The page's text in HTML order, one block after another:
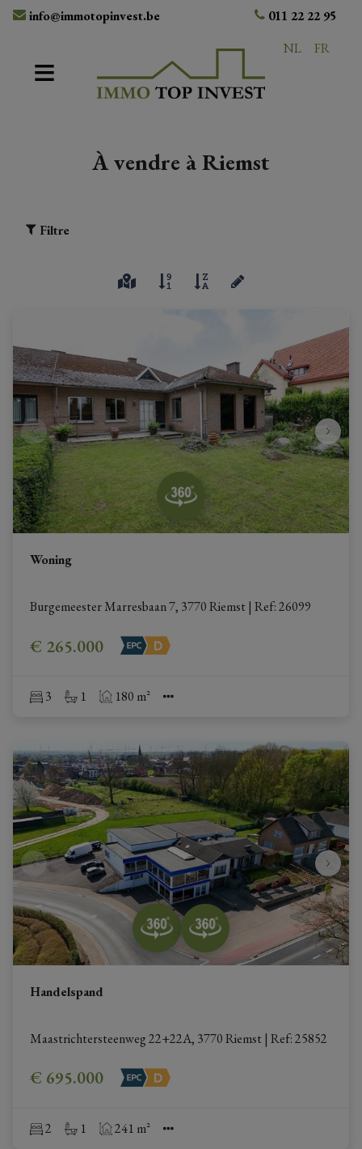
info@immotopinvest.be
011 22 22 95
NL
FR
À vendre à Riemst
Filtre
Woning
Burgemeester Marresbaan 7, 3770 Riemst | Ref: 26099
€ 265.000
3 1 180 m²
Handelspand
Maastrichtersteenweg 22+22A, 3770 Riemst | Ref: 25852
€ 695.000
2 1 241 m²